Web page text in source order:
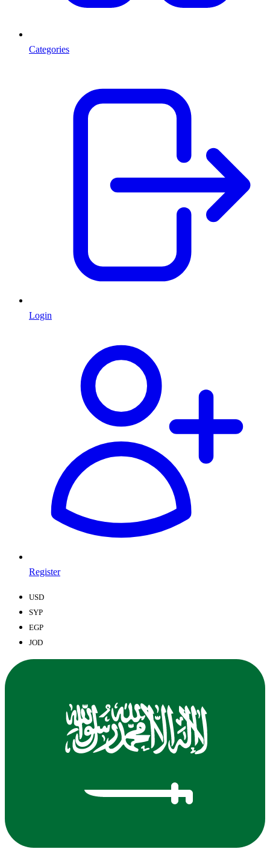
Categories
Login
Register
USD
SYP
EGP
JOD